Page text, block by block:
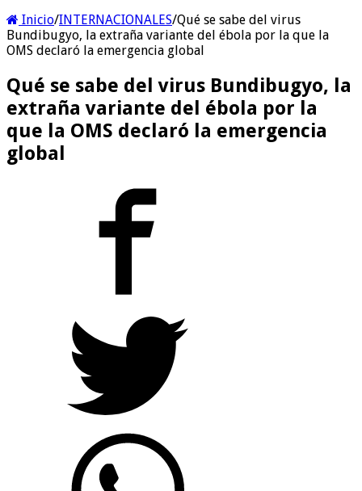
Inicio/INTERNACIONALES/Qué se sabe del virus
Bundibugyo, la extraña variante del ébola por la que la
OMS declaró la emergencia global
Qué se sabe del virus Bundibugyo, la
extraña variante del ébola por la
que la OMS declaró la emergencia
global